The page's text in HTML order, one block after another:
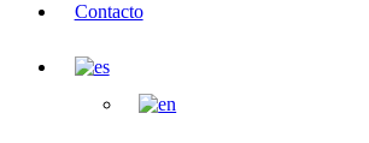
Contacto